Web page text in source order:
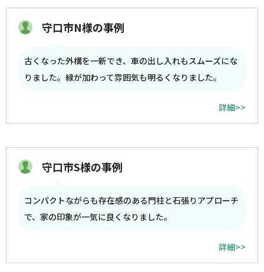
守口市N様の事例
古くなった外構を一新でき、車の出し入れもスムーズにな
りました。緑が加わって雰囲気も明るくなりました。
詳細>>
守口市S様の事例
コンパクトながらも存在感のある門柱と石張りアプローチ
で、家の印象が一気に良くなりました。
詳細>>